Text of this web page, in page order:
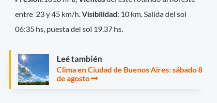
entre 23 y 45 km/h. Visibilidad: 10 km. Salida del sol
06:35 hs, puesta del sol 19.37 hs.
Leé también
Clima en Ciudad de Buenos Aires: sábado 8
de agosto